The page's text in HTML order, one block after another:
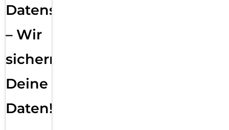
Datensicherung
– Wir
sichern
Deine
Daten!